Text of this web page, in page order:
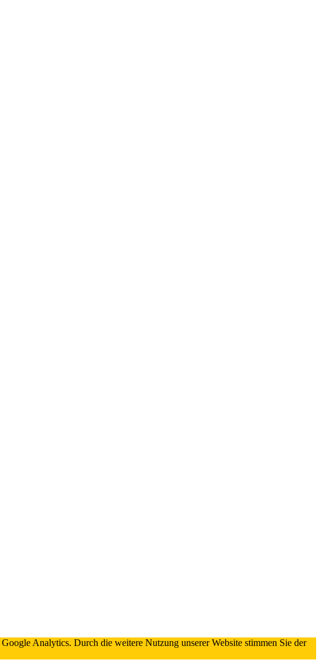
Analytics. Durch die weitere Nutzung unserer Website stimmen Sie der